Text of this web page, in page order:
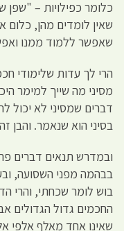
כלומר כפילויות –
שאין לומדים מהן, כלום
שאפשר ללמוד ממנו
הרי לך עדות שלימודי
מסיני מה שייך למימר
דברים שמסיני לא יכול
בסיני הוא שנאמר. והבן
ובמדרש תנאים דברים
בבהמה מפני השסועה,
בוש לומר שכחתי, והרי
החכמים גדול הגדולים
שאינו אחד מאלף אלפי